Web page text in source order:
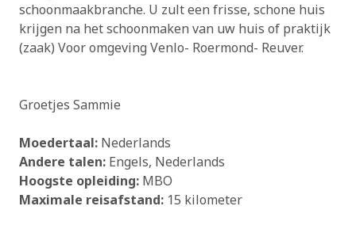
schoonmaakbranche. U zult een frisse, schone huis
krijgen na het schoonmaken van uw huis of praktijk
(zaak) Voor omgeving Venlo- Roermond- Reuver.
Groetjes Sammie
Moedertaal: Nederlands
Andere talen: Engels Nederlands
Hoogste opleiding: MBO
Maximale reisafstand: 15 kilometer